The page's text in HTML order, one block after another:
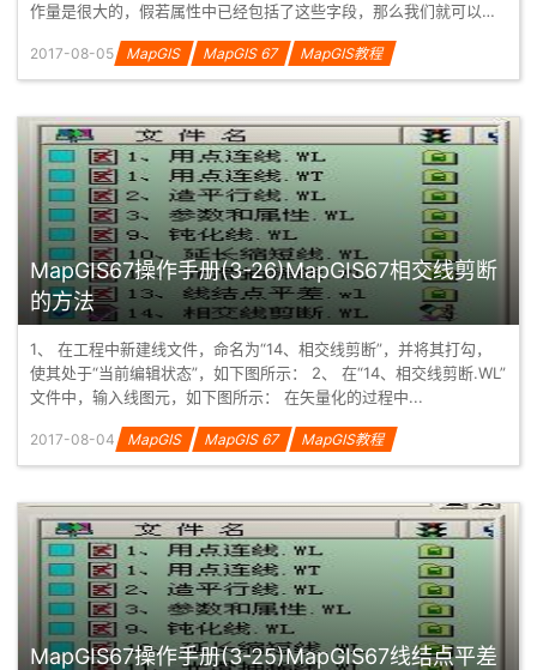
作量是很大的，假若属性中已经包括了这些字段，那么我们就可以借
2017-08-05 MapGIS MapGIS 67 MapGIS教程
MapGIS67操作手册(3-26)MapGIS67相交线剪断
的方法
1、 在工程中新建线文件，命名为“14、相交线剪断”，并将其打勾，
使其处于“当前编辑状态”，如下图所示： 2、 在“14、相交线剪断.WL”
文件中，输入线图元，如下图所示： 在矢量化的过程中...
2017-08-04 MapGIS MapGIS 67 MapGIS教程
MapGIS67操作手册(3-25)MapGIS67线结点平差